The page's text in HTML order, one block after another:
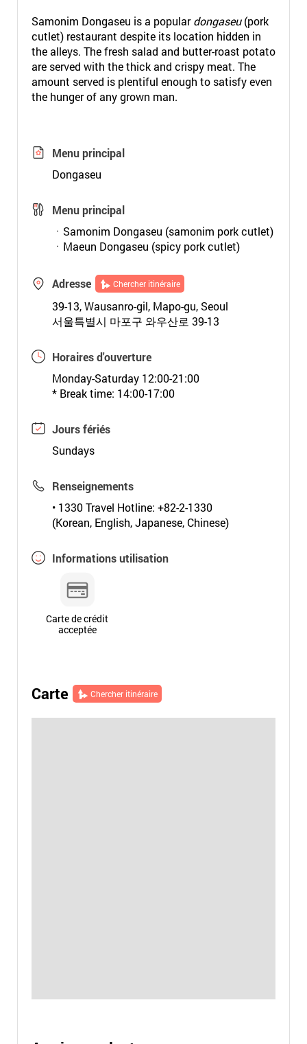
Samonim Dongaseu is a populardongaseu(pork
cutlet) restaurant despite its location hidden in
the alleys. The fresh salad and butter-roast potato
are served with the thick and crispy meat. The
amount served is plentiful enough to satisfy even
the hunger of any grown man.
Menu principal
Dongaseu
Menu principal
ㆍSamonim Dongaseu (samonim pork cutlet)
ㆍMaeun Dongaseu (spicy pork cutlet)
Adresse Chercher itinéraire
39-13, Wausanro-gil, Mapo-gu, Seoul
서울특별시 마포구 와우산로 39-13
Horaires d'ouverture
Monday-Saturday 12:00-21:00
* Break time: 14:00-17:00
Jours fériés
Sundays
Renseignements
• 1330 Travel Hotline: +82-2-1330
(Korean, English, Japanese, Chinese)
Informations utilisation
Carte de crédit
acceptée
Carte Chercher itinéraire